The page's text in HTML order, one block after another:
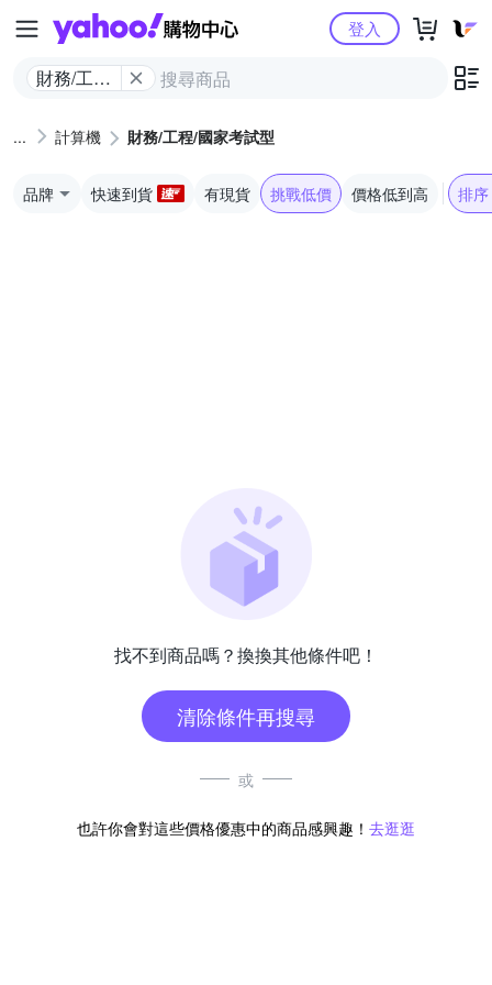
Yahoo購物中心
財務/工程/
型
登入
計算機 財務/工程/國家考試型
品牌 快速到貨 有現貨 挑戰低價 價格低到高 排序
找不到商品嗎？換換其他條件吧！
清除條件再搜尋
或
也許你會對這些價格優惠中的商品感興趣！ 去逛逛